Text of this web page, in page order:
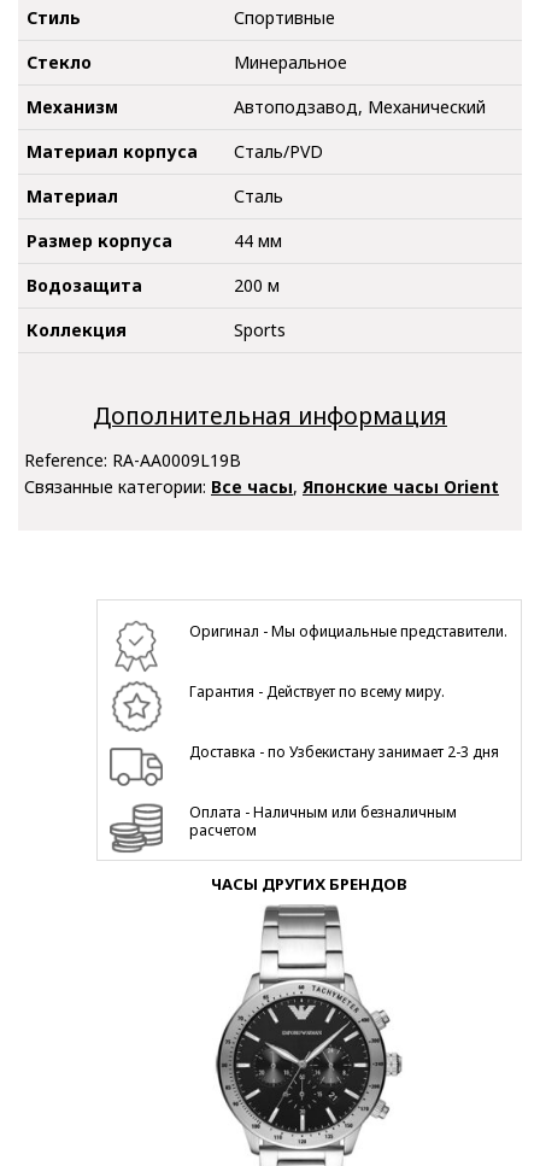
Стиль
Спортивные
Стекло
Минеральное
Механизм
Автоподзавод, Механический
Материал корпуса
Сталь/PVD
Материал
Сталь
Размер корпуса
44 мм
Водозащита
200 м
Коллекция
Sports
Дополнительная информация
Reference: RA-AA0009L19B
Связанные категории: Все часы, Японские часы Orient
Оригинал - Мы официальные представители.
Гарантия - Действует по всему миру.
Доставка - по Узбекистану занимает 2-3 дня
Оплата - Наличным или безналичным
расчетом
ЧАСЫ ДРУГИХ БРЕНДОВ